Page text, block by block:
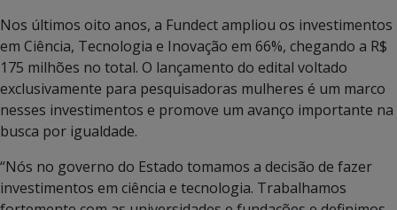
Nos últimos oito anos, a Fundect ampliou os investimentos
em Ciência, Tecnologia e Inovação em 66%, chegando a R$
175 milhões no total. O lançamento do edital voltado
exclusivamente para pesquisadoras mulheres é um marco
nesses investimentos e promove um avanço importante na
busca por igualdade.
“Nós no governo do Estado tomamos a decisão de fazer
investimentos em ciência e tecnologia. Trabalhamos